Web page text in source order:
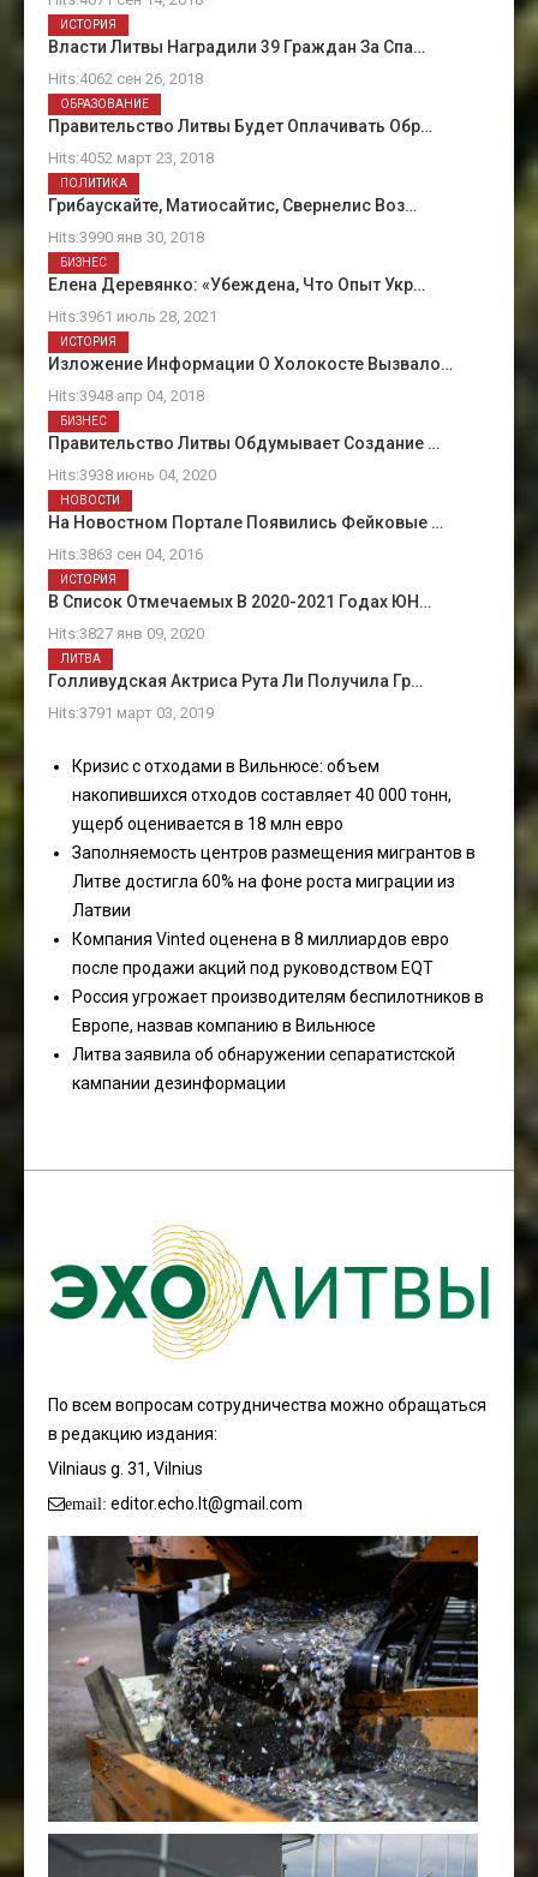
Власти Литвы Наградили 39 Граждан За Спа…
Hits:4062 сен 26, 2018
ИСТОРИЯ
Правительство Литвы Будет Оплачивать Обр…
Hits:4052 март 23, 2018
ОБРАЗОВАНИЕ
Грибаускайте, Матиосайтис, Свернелис Воз…
Hits:3990 янв 30, 2018
ПОЛИТИКА
Елена Деревянко: «Убеждена, Что Опыт Укр…
Hits:3961 июль 28, 2021
БИЗНЕС
Изложение Информации О Холокосте Вызвало…
Hits:3948 апр 04, 2018
ИСТОРИЯ
Правительство Литвы Обдумывает Создание …
Hits:3938 июнь 04, 2020
БИЗНЕС
На Новостном Портале Появились Фейковые …
Hits:3863 сен 04, 2016
НОВОСТИ
В Список Отмечаемых В 2020-2021 Годах ЮН…
Hits:3827 янв 09, 2020
ИСТОРИЯ
Голливудская Актриса Рута Ли Получила Гр…
Hits:3791 март 03, 2019
ЛИТВА
Кризис с отходами в Вильнюсе: объем
накопившихся отходов составляет 40 000 тонн,
ущерб оценивается в 18 млн евро
Заполняемость центров размещения мигрантов в
Литве достигла 60% на фоне роста миграции из
Латвии
Компания Vinted оценена в 8 миллиардов евро
после продажи акций под руководством EQT
Россия угрожает производителям беспилотников в
Европе, назвав компанию в Вильнюсе
Литва заявила об обнаружении сепаратистской
кампании дезинформации
По всем вопросам сотрудничества можно обращаться
в редакцию издания:
Vilniaus g. 31, Vilnius
email: editor.echo.lt@gmail.com